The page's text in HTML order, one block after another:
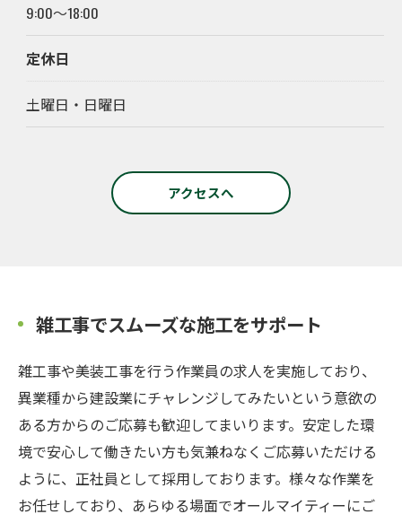
9:00～18:00
定休日
土曜日・日曜日
アクセスへ
雑工事でスムーズな施工をサポート
雑工事や美装工事を行う作業員の求人を実施しており、
異業種から建設業にチャレンジしてみたいという意欲の
ある方からのご応募も歓迎してまいります。安定した環
境で安心して働きたい方も気兼ねなくご応募いただける
ように、正社員として採用しております。様々な作業を
お任せしており、あらゆる場面でオールマイティーにご